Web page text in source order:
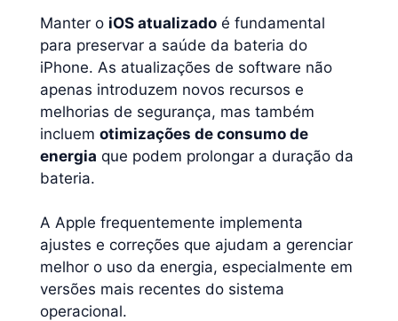
Manter o iOS atualizado é fundamental
para preservar a saúde da bateria do
iPhone. As atualizações de software não
apenas introduzem novos recursos e
melhorias de segurança, mas também
incluem otimizações de consumo de
energia que podem prolongar a duração da
bateria.
A Apple frequentemente implementa
ajustes e correções que ajudam a gerenciar
melhor o uso da energia, especialmente em
versões mais recentes do sistema
operacional.